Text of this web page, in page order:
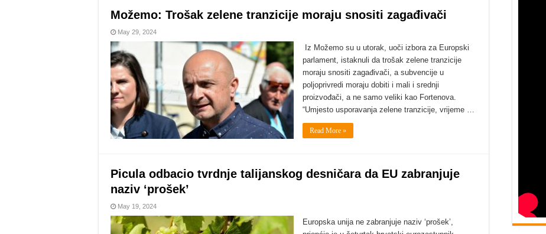
Možemo: Trošak zelene tranzicije moraju snositi zagađivači
May 29, 2024
Iz Možemo su u utorak, uoči izbora za Europski
parlament, istaknuli da trošak zelene tranzicije
moraju snositi zagađivači, a subvencije u
poljoprivredi moraju dobiti i mali i srednji
proizvođači, a ne samo veliki kao Fortenova.
“Umjesto usporavanja zelene tranzicije, vrijeme …
Read More »
Picula odbacio tvrdnje talijanskog desničara da EU zabranjuje
naziv ‘prošek’
May 19, 2024
Europska unija ne zabranjuje naziv ‘prošek’,